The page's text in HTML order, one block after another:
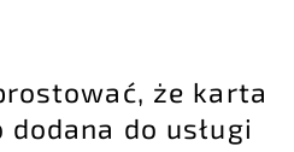
że karta
do usługi